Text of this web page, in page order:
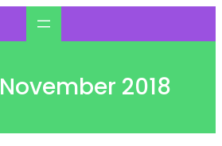
November 2018